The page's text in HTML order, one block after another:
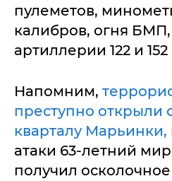
пулеметов,
калибров, огня БМП,
артиллерии 122 и
Напомним,
преступно открыли
кварталу Марьинки,
атаки 63-летний
получил